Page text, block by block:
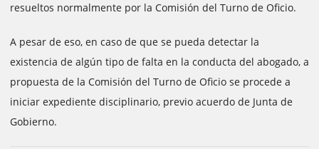
resueltos normalmente por la Comisión del Turno de Oficio.
A pesar de eso, en caso de que se pueda detectar la
existencia de algún tipo de falta en la conducta del abogado, a
propuesta de la Comisión del Turno de Oficio se procede a
iniciar expediente disciplinario, previo acuerdo de Junta de
Gobierno.